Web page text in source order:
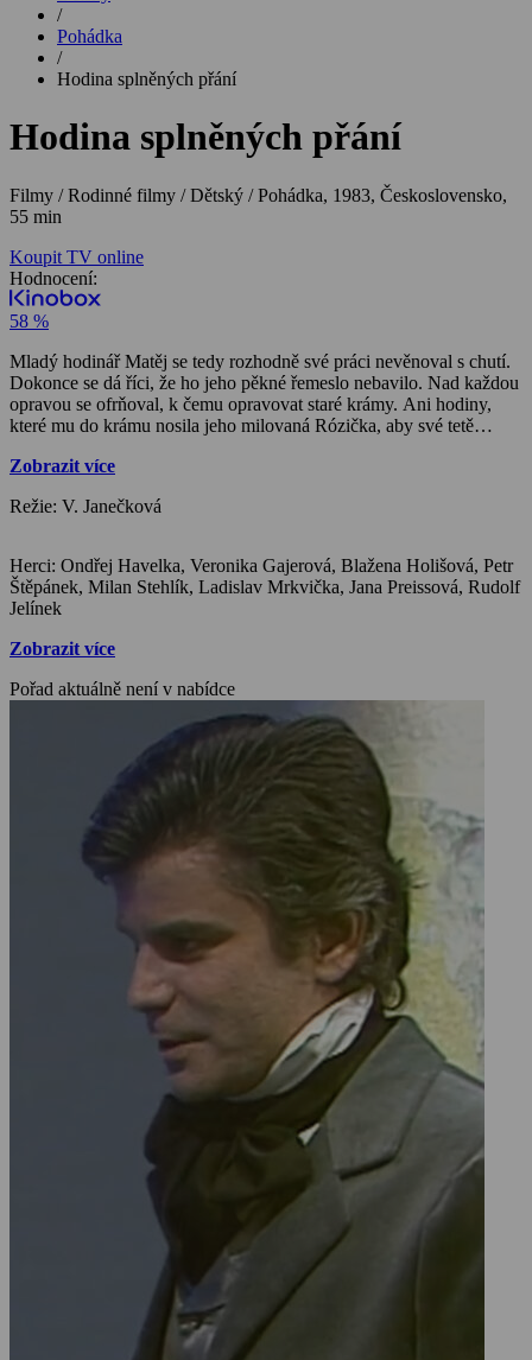
/
Pohádka
/
Hodina splněných přání
Hodina splněných přání
Filmy / Rodinné filmy / Dětský / Pohádka, 1983, Československo,
55 min
Koupit TV online
Hodnocení:
58 %
Mladý hodinář Matěj se tedy rozhodně své práci nevěnoval s chutí.
Dokonce se dá říci, že ho jeho pěkné řemeslo nebavilo. Nad každou
opravou se ofrňoval, k čemu opravovat staré krámy. Ani hodiny,
které mu do krámu nosila jeho milovaná Rózička, aby své tetě
námahy. Ale teta už byla dávno rozhodnutá, že svou neteř lenivému
krámku vznešený zákazník. Dal si u Matěje opravit vzácné hodiny,
znamenala v jeho životě třináctá hodina, vypráví pohádka Květy
Kuršové.
Zobrazit více
Režie: V. Janečková
Herci: Ondřej Havelka, Veronika Gajerová, Blažena Holišová, Petr
Štěpánek, Milan Stehlík, Ladislav Mrkvička, Jana Preissová, Rudolf
Jelínek
Zobrazit více
Pořad aktuálně není v nabídce